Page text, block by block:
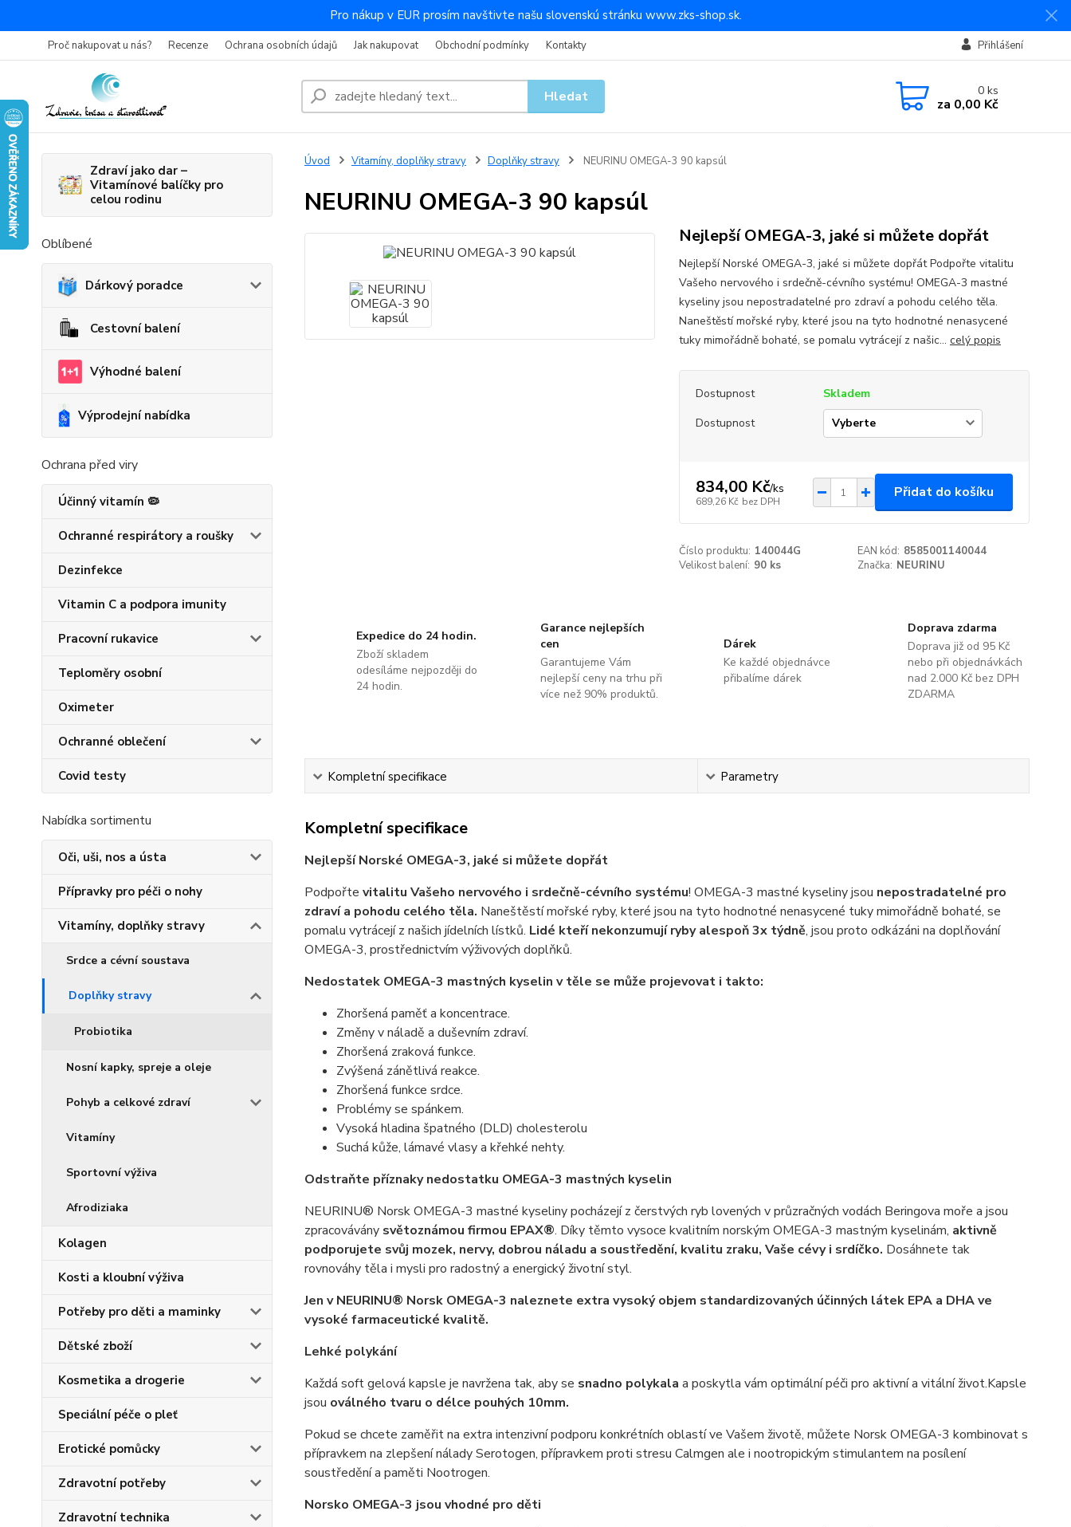
Pro nákup v EUR prosím navštivte našu slovenskú stránku www.zks-shop.sk.
Proč nakupovat u nás? Recenze Ochrana osobních údajů Jak nakupovat Obchodní podmínky Kontakty Přihlášení
Hledat 0ks
za 0,00 Kč
Zdraví jako dar –
Vitamínové balíčky pro
celou rodinu
Oblíbené
Dárkový poradce
Cestovní balení
Výhodné balení
Výprodejní nabídka
Ochrana před viry
Účinný vitamín 🦠
Ochranné respirátory a roušky
Dezinfekce
Vitamin C a podpora imunity
Pracovní rukavice
Teploměry osobní
Oximeter
Ochranné oblečení
Covid testy
Nabídka sortimentu
Oči, uši, nos a ústa
Přípravky pro péči o nohy
Vitamíny, doplňky stravy
Srdce a cévní soustava
Doplňky stravy
Probiotika
Nosní kapky, spreje a oleje
Pohyb a celkové zdraví
Vitamíny
Sportovní výživa
Afrodiziaka
Kolagen
Kosti a kloubní výživa
Potřeby pro děti a maminky
Dětské zboží
Kosmetika a drogerie
Speciální péče o pleť
Erotické pomůcky
Zdravotní potřeby
Zdravotní technika
Úvod Vitamíny, doplňky stravy Doplňky stravy NEURINU OMEGA-3 90 kapsúl
NEURINU OMEGA-3 90 kapsúl
Nejlepší OMEGA-3, jaké si můžete dopřát
Nejlepší Norské OMEGA-3, jaké si můžete dopřát Podpořte vitalitu
Vašeho nervového i srdečně-cévního systému! OMEGA-3 mastné
kyseliny jsou nepostradatelné pro zdraví a pohodu celého těla.
Naneštěstí mořské ryby, které jsou na tyto hodnotné nenasycené
tuky mimořádně bohaté, se pomalu vytrácejí z našic... celý popis
Dostupnost
Skladem
Dostupnost
834,00 Kč/ks
689,26 Kč bez DPH
Přidat do košíku
Číslo produktu: 140044G EAN kód: 8585001140044
Velikost balení: 90 ks Značka: NEURINU
Expedice do 24 hodin.
Zboží skladem
odesíláme nejpozději do
24 hodin.
Garance nejlepších
cen
Garantujeme Vám
nejlepší ceny na trhu při
více než 90% produktů.
Dárek
Ke každé objednávce
přibalíme dárek
Doprava zdarma
Doprava již od 95 Kč
nebo při objednávkách
nad 2.000 Kč bez DPH
ZDARMA
Kompletní specifikace Parametry
Kompletní specifikace
Nejlepší Norské OMEGA-3, jaké si můžete dopřát
Podpořte vitalitu Vašeho nervového i srdečně-cévního systému! OMEGA-3 mastné kyseliny jsou nepostradatelné pro
zdraví a pohodu celého těla. Naneštěstí mořské ryby, které jsou na tyto hodnotné nenasycené tuky mimořádně bohaté, se
pomalu vytrácejí z našich jídelních lístků. Lidé kteří nekonzumují ryby alespoň 3x týdně, jsou proto odkázáni na doplňování
OMEGA-3, prostřednictvím výživových doplňků.
Nedostatek OMEGA-3 mastných kyselin v těle se může projevovat i takto:
Zhoršená paměť a koncentrace.
Změny v náladě a duševním zdraví.
Zhoršená zraková funkce.
Zvýšená zánětlivá reakce.
Zhoršená funkce srdce.
Problémy se spánkem.
Vysoká hladina špatného (DLD) cholesterolu
Suchá kůže, lámavé vlasy a křehké nehty.
Odstraňte příznaky nedostatku OMEGA-3 mastných kyselin
NEURINU® Norsk OMEGA-3 mastné kyseliny pocházejí z čerstvých ryb lovených v průzračných vodách Beringova moře a jsou
zpracovávány světoznámou firmou EPAX®. Díky těmto vysoce kvalitním norským OMEGA-3 mastným kyselinám, aktivně
podporujete svůj mozek, nervy, dobrou náladu a soustředění, kvalitu zraku, Vaše cévy i srdíčko. Dosáhnete tak
rovnováhy těla i mysli pro radostný a energický životní styl.
Jen v NEURINU® Norsk OMEGA-3 naleznete extra vysoký objem standardizovaných účinných látek EPA a DHA ve
vysoké farmaceutické kvalitě.
Lehké polykání
Každá soft gelová kapsle je navržena tak, aby se snadno polykala a poskytla vám optimální péči pro aktivní a vitální život.Kapsle
jsou oválného tvaru o délce pouhých 10mm.
Pokud se chcete zaměřit na extra intenzivní podporu konkrétních oblastí ve Vašem životě, můžete Norsk OMEGA-3 kombinovat s
přípravkem na zlepšení nálady Serotogen, přípravkem proti stresu Calmgen ale i nootropickým stimulantem na posílení
soustředění a paměti Nootrogen.
Norsko OMEGA-3 jsou vhodné pro děti